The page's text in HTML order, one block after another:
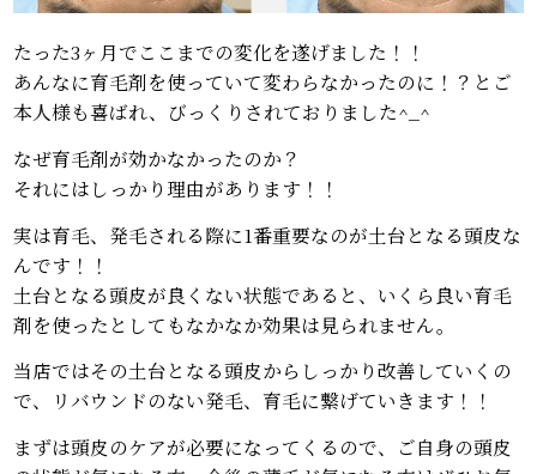
たった3ヶ月でここまでの変化を遂げました！！
あんなに育毛剤を使っていて変わらなかったのに！？とご
本人様も喜ばれ、びっくりされておりました^_^
なぜ育毛剤が効かなかったのか？
それにはしっかり理由があります！！
実は育毛、発毛される際に1番重要なのが土台となる頭皮な
んです！！
土台となる頭皮が良くない状態であると、いくら良い育毛
剤を使ったとしてもなかなか効果は見られません。
当店ではその土台となる頭皮からしっかり改善していくの
で、リバウンドのない発毛、育毛に繋げていきます！！
まずは頭皮のケアが必要になってくるので、ご自身の頭皮